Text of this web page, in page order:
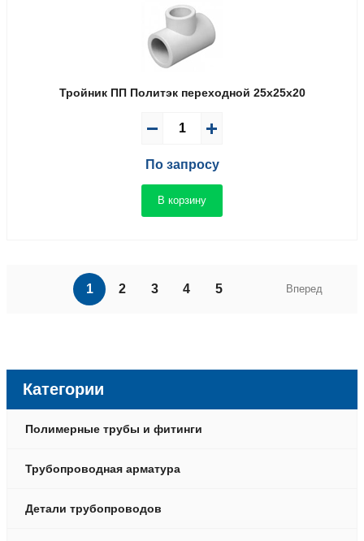
Тройник ПП Политэк переходной 25x25x20
По запросу
В корзину
1 2 3 4 5 Вперед
Категории
Полимерные трубы и фитинги
Трубопроводная арматура
Детали трубопроводов